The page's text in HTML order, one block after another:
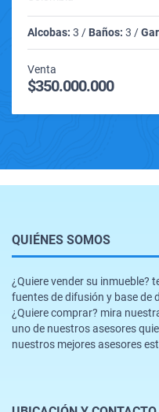
Alcobas: 3 / Baños: 3 /
Venta
$350.000.000
QUIÉNES SOMOS
¿Quiere vender su inmueble?
fuentes de difusión y base de
¿Quiere comprar? mira
uno de nuestros asesores
nuestros mejores asesores